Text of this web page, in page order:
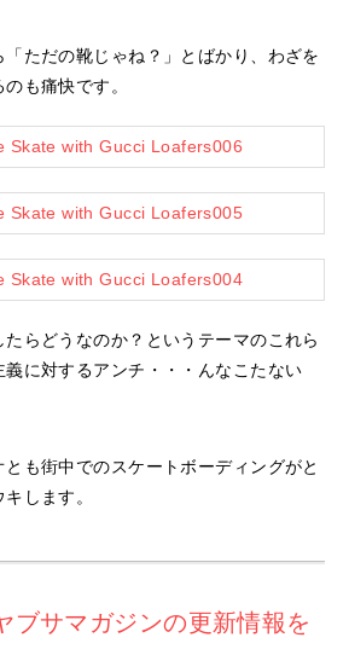
「ただの靴じゃね？」とばかり、わざを
も痛快です。
らどうなのか？というテーマのこれら
に対するアンチ・・・んなこたない
も街中でのスケートボーディングがと
します。
ブサマガジンの更新情報を